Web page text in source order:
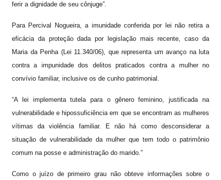
ferir a dignidade de seu cônjuge”.
Para Percival Nogueira, a imunidade conferida por lei não retira a
eficácia da proteção dada por legislação mais recente, caso da
Maria da Penha (Lei 11.340/06), que representa um avanço na luta
contra a impunidade dos delitos praticados contra a mulher no
convívio familiar, inclusive os de cunho patrimonial.
“A lei implementa tutela para o gênero feminino, justificada na
vulnerabilidade e hipossuficiência em que se encontram as mulheres
vítimas da violência familiar. E não há como desconsiderar a
situação de vulnerabilidade da mulher que tem todo o patrimônio
comum na posse e administração do marido.”
Como o juízo de primeiro grau não obteve informações sobre o